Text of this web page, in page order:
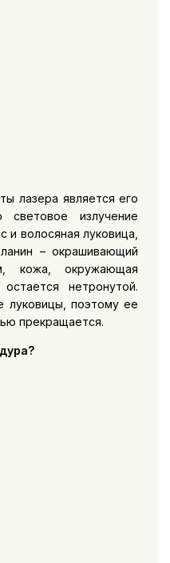
лазера является его
световое излучение
и волосяная луковица,
– окрашивающий
кожа, окружающая
нетронутой.
луковицы, поэтому ее
прекращается.